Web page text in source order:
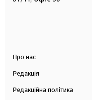
Про нас
Редакція
Редакційна політика